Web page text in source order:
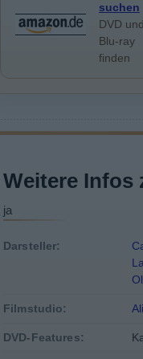
suchen
DVD und
Blu-ray
finden
Weitere Infos
ja
Darsteller:
Filmstudio:
DVD-Features: